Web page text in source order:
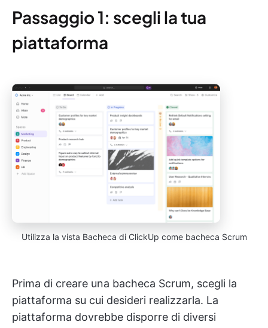
Passaggio 1: scegli la tua
piattaforma
Utilizza la vista Bacheca di ClickUp come bacheca Scrum
Prima di creare una bacheca Scrum, scegli la
piattaforma su cui desideri realizzarla. La
piattaforma dovrebbe disporre di diversi